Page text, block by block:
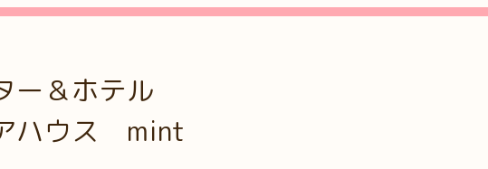
ー＆ホテル
ハウス mint